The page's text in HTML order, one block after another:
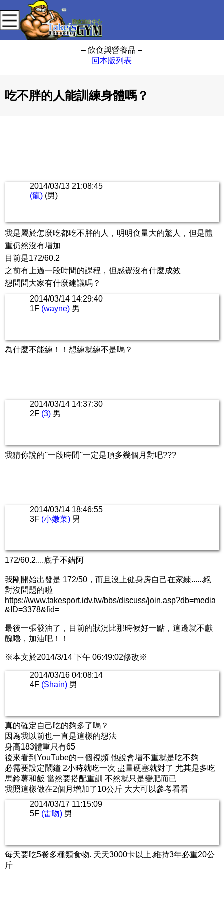
– 飲食與營養品 –
回本版列表
吃不胖的人能訓練身體嗎？
2014/03/13 21:08:45
(龍) (男)
我是屬於怎麼吃都吃不胖的人，明明食量大的驚人，但是體
重仍然沒有增加
目前是172/60.2
之前有上過一段時間的課程，但感覺沒有什麼成效
想問問大家有什麼建議嗎？
2014/03/14 14:29:40
1F (wayne) 男
為什麼不能練！！想練就練不是嗎？
2014/03/14 14:37:30
2F (3) 男
我猜你說的''一段時間''一定是頂多幾個月對吧???
2014/03/14 18:46:55
3F (小嫩菜) 男
172/60.2....底子不錯阿
我剛開始出發是 172/50，而且沒上健身房自己在家練......絕
對沒問題的啦
https://www.takesport.idv.tw/bbs/discuss/join.asp?db=media
&ID=3378&fid=
最後一張發油了，目前的狀況比那時候好一點，這邊就不獻
醜嚕，加油吧！！
※本文於2014/3/14 下午 06:49:02修改※
2014/03/16 04:08:14
4F (Shain) 男
真的確定自己吃的夠多了嗎？
因為我以前也一直是這樣的想法
身高183體重只有65
後來看到YouTube的ㄧ個視頻 他說會增不重就是吃不夠
必需要設定鬧鐘 2小時就吃一次 盡量硬塞就對了 尤其是多吃
馬鈴薯和飯 當然要搭配重訓 不然就只是變肥而已
我照這樣做在2個月增加了10公斤 大大可以參考看看
2014/03/17 11:15:09
5F (雷吻) 男
每天要吃5餐多種類食物. 天天3000卡以上.維持3年必重20公
斤